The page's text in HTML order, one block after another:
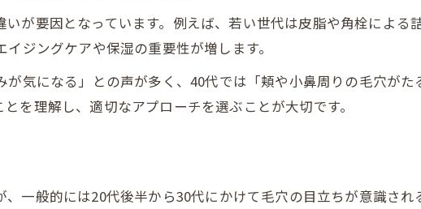
が要因となっています。例えば、若い世代は皮脂や角栓による
ジングケアや保湿の重要性が増します。
気になる」との声が多く、40代では「頬や小鼻周りの毛穴が
を理解し、適切なアプローチを選ぶことが大切です。
一般的には20代後半から30代にかけて毛穴の目立ちが意識され